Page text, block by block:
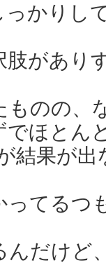
っかりし
肢があり
ものの、
でほとん
結果が
ってるつ
んだけど